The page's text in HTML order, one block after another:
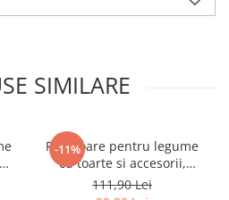
SIMILARE
-11%
Razatoare pentru legume
cu toarte si accesorii,
Gri/Verde, 27 x 16 x 15 cm
111,90 Lei